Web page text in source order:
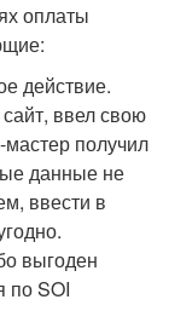
оплаты
действие.
ввел свою
получил
данные не
ввести в
выгоден
по SOI